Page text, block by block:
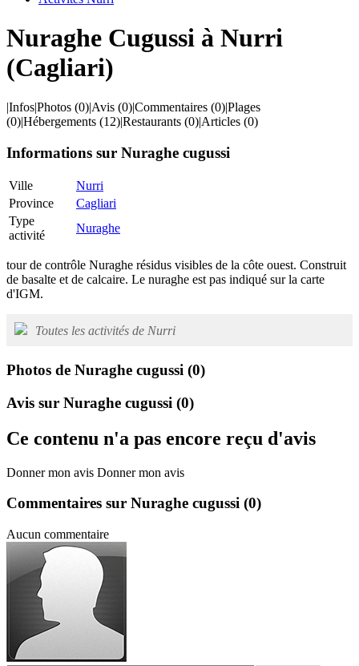
Nuraghe Cugussi à Nurri
(Cagliari)
|Infos|Photos (0)|Avis (0)|Commentaires (0)|Plages
(0)|Hébergements (12)|Restaurants (0)|Articles (0)
Informations sur Nuraghe cugussi
Ville
Nurri
Province
Cagliari
Type
activité
Nuraghe
tour de contrôle Nuraghe résidus visibles de la côte ouest. Construit
de basalte et de calcaire. Le nuraghe est pas indiqué sur la carte
d'IGM.
Toutes les activités de Nurri
Photos de Nuraghe cugussi (0)
Avis sur Nuraghe cugussi (0)
Ce contenu n'a pas encore reçu d'avis
Donner mon avis Donner mon avis
Commentaires sur Nuraghe cugussi (0)
Aucun commentaire